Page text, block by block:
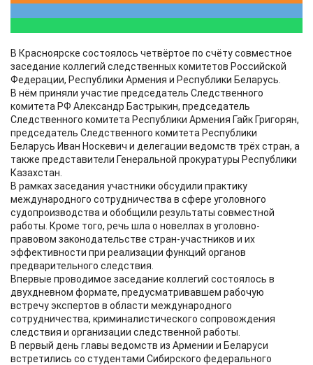
В Красноярске состоялось четвёртое по счёту совместное
заседание коллегий следственных комитетов Российской
Федерации, Республики Армения и Республики Беларусь.
В нём приняли участие председатель Следственного
комитета РФ Александр Бастрыкин, председатель
Следственного комитета Республики Армения Гайк Григорян,
председатель Следственного комитета Республики
Беларусь Иван Носкевич и делегации ведомств трёх стран, а
также представители Генеральной прокуратуры Республики
Казахстан.
В рамках заседания участники обсудили практику
международного сотрудничества в сфере уголовного
судопроизводства и обобщили результаты совместной
работы. Кроме того, речь шла о новеллах в уголовно-
правовом законодательстве стран-участников и их
эффективности при реализации функций органов
предварительного следствия.
Впервые проводимое заседание коллегий состоялось в
двухдневном формате, предусматривавшем рабочую
встречу экспертов в области международного
сотрудничества, криминалистического сопровождения
следствия и организации следственной работы.
В первый день главы ведомств из Армении и Беларуси
встретились со студентами Сибирского федерального